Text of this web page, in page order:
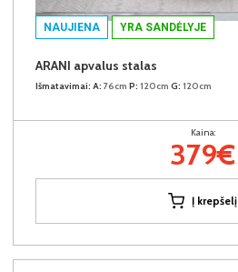
NAUJIENA YRA SANDĖLYJE
ARANI apvalus stalas
Išmatavimai: A: 76cm P: 120cm G: 120cm
Kaina:
379€
Į krepšelį